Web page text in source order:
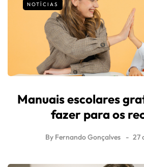
NOTÍCIAS
Manuais escolares
fazer para os
By Fernando Gonçalves 27